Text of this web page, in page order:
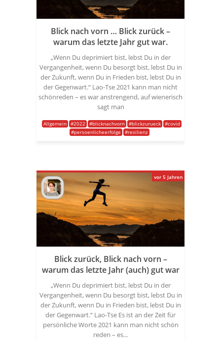
Blick nach vorn … Blick zurück –
warum das letzte Jahr gut war.
„Wenn Du deprimiert bist, lebst Du in der
Vergangenheit, wenn Du besorgt bist, lebst Du in
der Zukunft, wenn Du in Frieden bist, lebst Du in
der Gegenwart.“ Lao-Tse 2021 kann man nicht
schönreden – es war anstrengend, auf wienerisch
sagt man
Allgemein #2022 #blicknachvorn #blickzurueck #covid
#persoenlicheerfolge
#resilienz
Blick zurück, Blick nach vorn –
warum das letzte Jahr (auch) gut war
„Wenn Du deprimiert bist, lebst Du in der
Vergangenheit, wenn Du besorgt bist, lebst Du in
der Zukunft, wenn Du in Frieden bist, lebst Du in
der Gegenwart.“ Lao-Tse Es ist an der Zeit für
persönliche Worte 2021 kann man nicht schön
reden – es...
vor 5 Jahren